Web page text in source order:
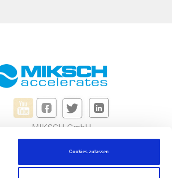
Cookies zulassen
MIKSCH GmbH